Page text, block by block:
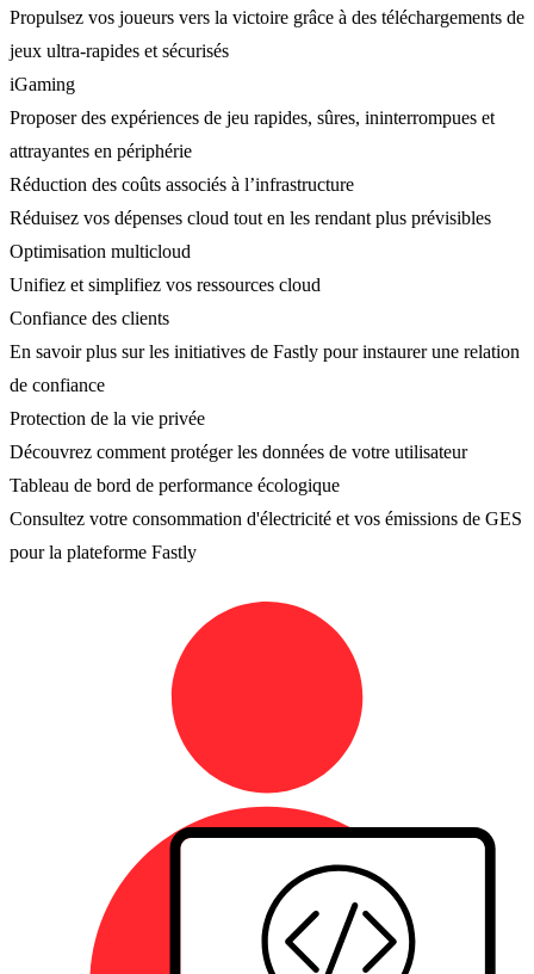
Propulsez vos joueurs vers la victoire grâce à des téléchargements de
jeux ultra-rapides et sécurisés
iGaming
Proposer des expériences de jeu rapides, sûres, ininterrompues et
attrayantes en périphérie
Réduction des coûts associés à l’infrastructure
Réduisez vos dépenses cloud tout en les rendant plus prévisibles
Optimisation multicloud
Unifiez et simplifiez vos ressources cloud
Confiance des clients
En savoir plus sur les initiatives de Fastly pour instaurer une relation
de confiance
Protection de la vie privée
Découvrez comment protéger les données de votre utilisateur
Tableau de bord de performance écologique
Consultez votre consommation d'électricité et vos émissions de GES
pour la plateforme Fastly